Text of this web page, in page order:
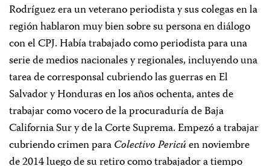
Rodríguez era un veterano periodista y sus colegas en la
región hablaron muy bien sobre su persona en diálogo
con el CPJ. Había trabajado como periodista para una
serie de medios nacionales y regionales, incluyendo una
tarea de corresponsal cubriendo las guerras en El
Salvador y Honduras en los años ochenta, antes de
trabajar como vocero de la procuraduría de Baja
California Sur y de la Corte Suprema. Empezó a trabajar
cubriendo crimen paraColectivo Pericúen noviembre
de 2014 luego de su retiro como trabajador a tiempo